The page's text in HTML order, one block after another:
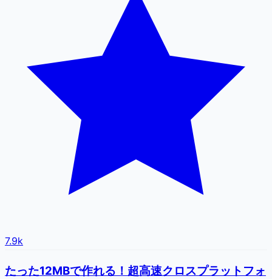
7.9k
たった12MBで作れる！超高速クロスプラットフォ